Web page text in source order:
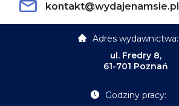
kontakt@wydajenamsie.pl
Adres wydawnictwa:
ul. Fredry 8,
61-701 Poznań
Godziny pracy: